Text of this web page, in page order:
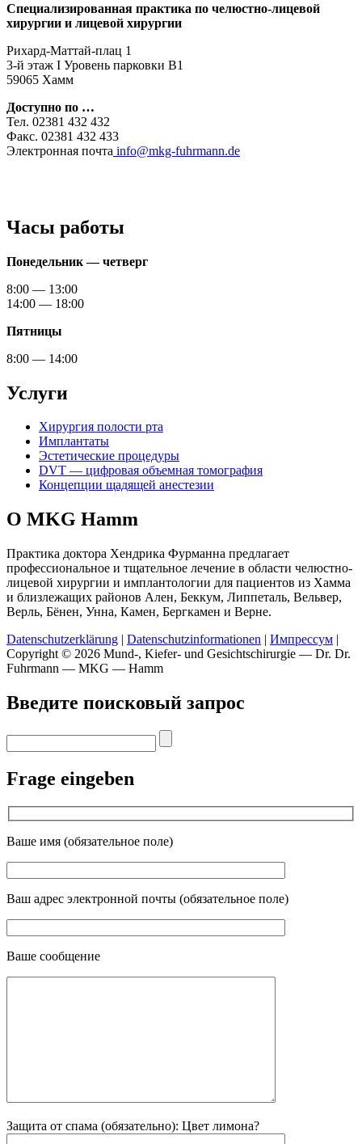
Специализированная практика по челюстно-лицевой
хирургии и лицевой хирургии
Рихард-Маттай-плац 1
3-й этаж I Уровень парковки B1
59065 Хамм
Доступно по …
Тел. 02381 432 432
Факс. 02381 432 433
Электронная почта info@mkg-fuhrmann.de
Часы работы
Понедельник — четверг
8:00 — 13:00
14:00 — 18:00
Пятницы
8:00 — 14:00
Услуги
Хирургия полости рта
Имплантаты
Эстетические процедуры
DVT — цифровая объемная томография
Концепции щадящей анестезии
О MKG Hamm
Практика доктора Хендрика Фурманна предлагает
профессиональное и тщательное лечение в области челюстно-
лицевой хирургии и имплантологии для пациентов из Хамма
и близлежащих районов Ален, Беккум, Липпеталь, Вельвер,
Верль, Бёнен, Унна, Камен, Бергкамен и Верне.
Datenschutzerklärung | Datenschutzinformationen | Импрессум |
Copyright © 2026 Mund-, Kiefer- und Gesichtschirurgie — Dr. Dr.
Fuhrmann — MKG — Hamm
Введите поисковый запрос
Frage eingeben
Ваше имя (обязательное поле)
Ваш адрес электронной почты (обязательное поле)
Ваше сообщение
Защита от спама (обязательно): Цвет лимона?